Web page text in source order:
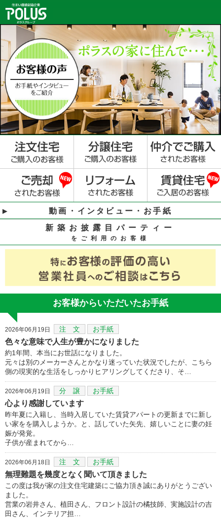
動画・インタビュー・お手紙
新築お披露目パーティー
をご利用のお客様
お客様からいただいたお手紙
2026年06月19日 注 文 お手紙
色々な意味で人生が豊かになりました
約1年間、本当にお世話になりました。
元々は別のメーカーさんとかなり迷っていた状況でしたが、こちら
側の現実的な生活をしっかりヒアリングしてくださり、そ…
2026年06月19日 分 譲 お手紙
心より感謝しています
昨年夏に入籍し、当時入居していた賃貸アパートの更新までに新し
い家をを購入しようか。と、話していた矢先、嬉しいことに妻の妊
娠が発覚。
子供が産まれてから…
2026年06月18日 注 文 お手紙
無理難題を幾度となく聞いて頂きました
この度は我が家の注文住宅建築にご協力頂き誠にありがとうござい
ました。
営業の岩井さん、植田さん、フロント設計の橘技師、実施設計の吉
田さん、インテリア担…